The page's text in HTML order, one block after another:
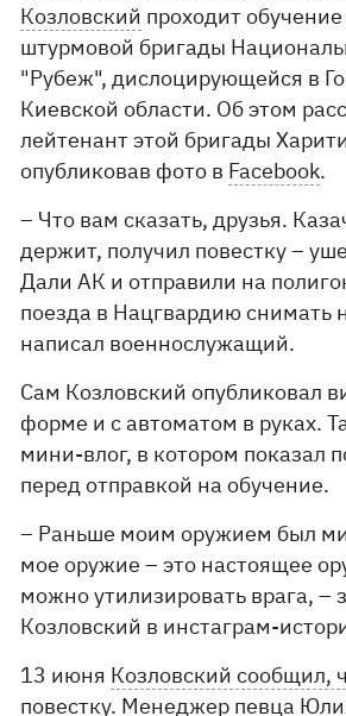
Козловский проходит обучение
штурмовой бригады
"Рубеж", дислоцирующейся в
Киевской области. Об этом
лейтенант этой бригады
опубликовав фото в Facebook.
– Что вам сказать, друзья.
держит, получил повестку –
Дали АК и отправили на
поезда в Нацгвардию снимать
написал военнослужащий.
Сам Козловский опубликовал
форме и с автоматом в руках.
мини-влог, в котором показал
перед отправкой на обучение.
– Раньше моим оружием был
мое оружие – это настоящее
можно утилизировать врага, –
Козловский в инстаграм-
13 июня Козловский сообщил,
повестку. Менеджер певца